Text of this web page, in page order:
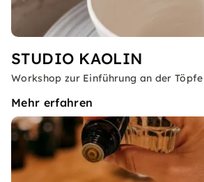
STUDIO KAOLIN
Workshop zur Einführung an der
Mehr erfahren